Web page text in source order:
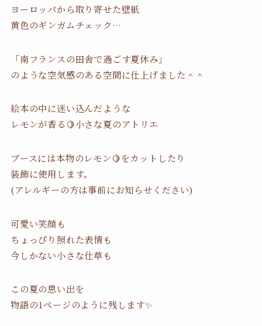
ヨーロッパから取り寄せた壁紙
黄色のギンガムチェック…
「南フランスの田舎で過ごす夏休み」
のような空気感のある空間に仕上げました＾＾
絵本の中に迷い込んだような
レモンが香る🍋小さな夏のアトリエ
ブースには本物のレモン🍋をカットしたり
装飾に使用します。
(アレルギーの方は事前にお知らせください)
可愛い笑顔も
ちょっぴり照れた表情も
今しかない小さな仕草も
この夏の思い出を
物語の1ページのように残します✨